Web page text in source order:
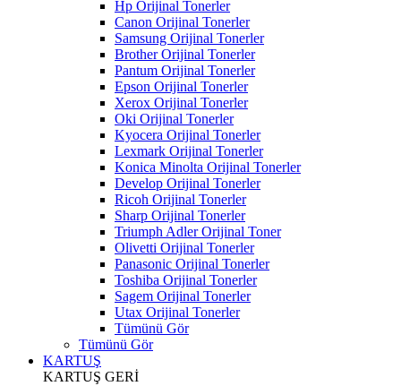
Hp Orijinal Tonerler
Canon Orijinal Tonerler
Samsung Orijinal Tonerler
Brother Orijinal Tonerler
Pantum Orijinal Tonerler
Epson Orijinal Tonerler
Xerox Orijinal Tonerler
Oki Orijinal Tonerler
Kyocera Orijinal Tonerler
Lexmark Orijinal Tonerler
Konica Minolta Orijinal Tonerler
Develop Orijinal Tonerler
Ricoh Orijinal Tonerler
Sharp Orijinal Tonerler
Triumph Adler Orijinal Toner
Olivetti Orijinal Tonerler
Panasonic Orijinal Tonerler
Toshiba Orijinal Tonerler
Sagem Orijinal Tonerler
Utax Orijinal Tonerler
Tümünü Gör
Tümünü Gör
KARTUŞ
KARTUŞ GERİ